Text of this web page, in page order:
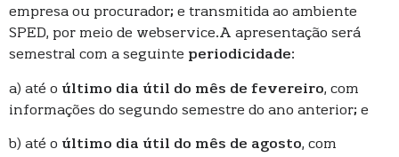
empresa ou procurador; e transmitida ao ambiente
SPED, por meio de webservice.A apresentação será
semestral com a seguinte periodicidade:
a) até o último dia útil do mês de fevereiro, com
informações do segundo semestre do ano anterior; e
b) até o último dia útil do mês de agosto, com